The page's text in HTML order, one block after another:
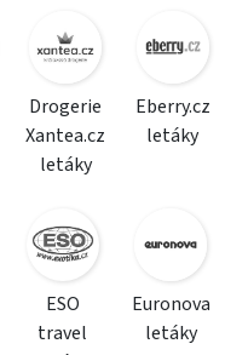
Drogerie
Xantea.cz
letáky
Eberry.cz
letáky
ESO
travel
Euronova
letáky